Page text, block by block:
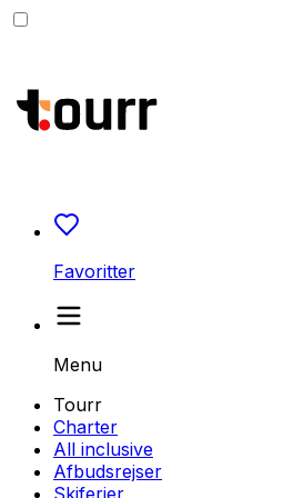
Favoritter
Menu
Tourr
Charter
All inclusive
Afbudsrejser
Skiferier